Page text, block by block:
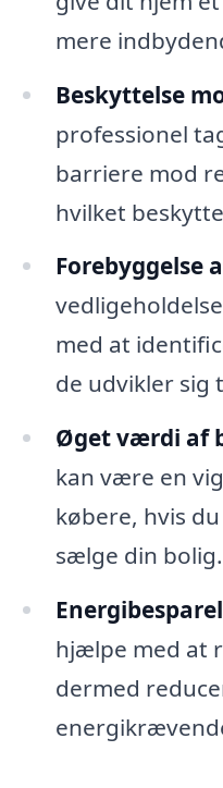
mere
Beskyttelse
professionel
barriere mod
hvilket
Forebyggelse
med at
de udvikler sig
Øget værdi af
kan være en
købere, hvis
sælge din bolig.
hjælpe med at
dermed